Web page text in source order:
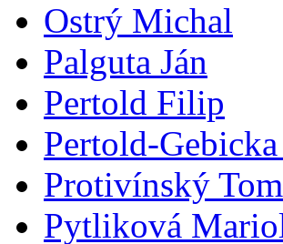
Ostrý Michal
Palguta Ján
Pertold Filip
Pertold-
Protivínský
Pytliková